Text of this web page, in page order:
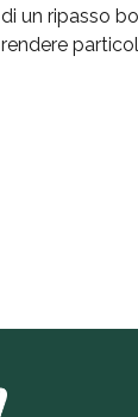
di un ripasso
rendere